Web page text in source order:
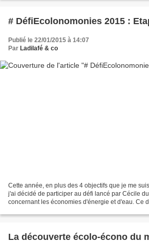
# DéfiEcolonomonies 2015 :
Publié le 22/01/2015 à 14:07
Par Ladilafé & co
Cette année, en plus des 4 objectifs que je me
j'ai décidé de participer au défi lancé par Cécile
concernant les économies d'énergie et d'eau. Ce
La découverte écolo-écono du